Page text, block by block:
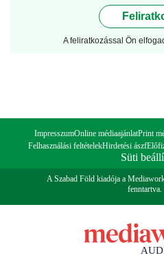
A feliratkozással Ön
ImpresszumOnline médiaajánlatPrint
Felhasználási feltételekHirdetési ászf
Süti
A Szabad Föld kiadója a
fenntartva.